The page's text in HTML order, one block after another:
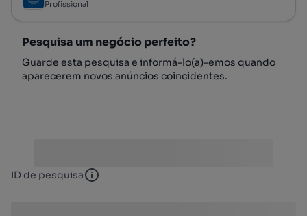
Profissional
Pesquisa um negócio perfeito?
Guarde esta pesquisa e informá-lo(a)-emos quando
aparecerem novos anúncios coincidentes.
ID de pesquisa ID de pesquisa